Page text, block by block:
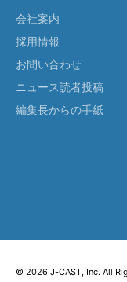
会社案内
採用情報
お問い合わせ
ニュース読者投稿
編集長からの手紙
© 2026 J-CAST, Inc. All